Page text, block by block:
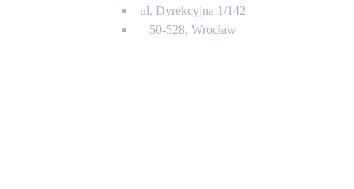
ul. Dyrekcyjna 1/142
50-528, Wrocław